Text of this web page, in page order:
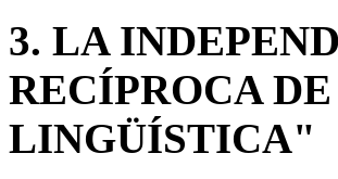
3. LA
RECÍPROCA
LINGÜÍSTICA"